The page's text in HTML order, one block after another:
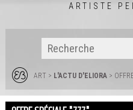
ARTISTE
ART> L'ACTU D'ELIORA>